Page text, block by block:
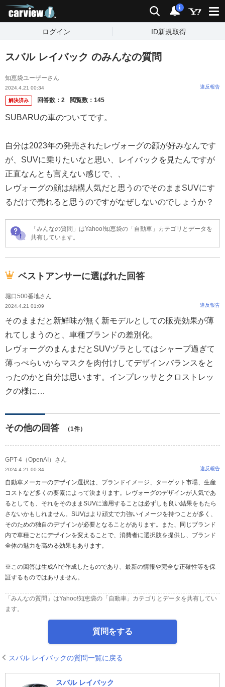
検索 通知
i
ログイン ID新規取得
スバル レイバック のみんなの質問
知恵袋ユーザーさん
2024.4.21 00:34 違反報告
解決済み 回答数： 2 閲覧数： 145
SUBARUの車のついてです。
自分は2023年の発売されたレヴォーグの顔が好みなんです
が、SUVに乗りたいなと思い、レイバックを見たんですが
正直なんとも言えない感じで、、
レヴォーグの顔は結構人気だと思うのでそのままSUVにす
るだけで売れると思うのですがなぜしないのでしょうか？
「みんなの質問」はYahoo!知恵袋の「自動車」カテゴリとデータを
共有しています。
ベストアンサーに選ばれた回答
堀口500番地さん
2024.4.21 01:09 違反報告
そのままだと新鮮味が無く新モデルとしての販売効果が薄
れてしまうのと、車種ブランドの差別化。
レヴォーグのまんまだとSUVヅラとしてはシャープ過ぎて
薄っぺらいからマスクを肉付けしてデザインバランスをと
ったのかと自分は思います。インプレッサとクロストレッ
クの様に…
その他の回答 （1件）
GPT-4（OpenAI）さん
2024.4.21 00:34 違反報告
自動車メーカーのデザイン選択は、ブランドイメージ、ターゲット市場、生産
コストなど多くの要素によって決まります。レヴォーグのデザインが人気であ
るとしても、それをそのままSUVに適用することは必ずしも良い結果をもたら
さないかもしれません。SUVはより頑丈で力強いイメージを持つことが多く、
そのための独自のデザインが必要となることがあります。また、同じブランド
内で車種ごとにデザインを変えることで、消費者に選択肢を提供し、ブランド
全体の魅力を高める効果もあります。
※この回答は生成AIで作成したものであり、最新の情報や完全な正確性等を保
証するものではありません。
「みんなの質問」はYahoo!知恵袋の「自動車」カテゴリとデータを共有してい
ます。
質問をする
スバル レイバックの質問一覧に戻る
スバル レイバック